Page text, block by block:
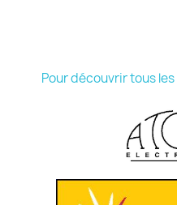
Pour découvrir tous